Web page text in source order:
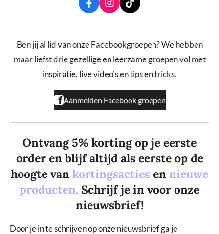
F
a
c
b
o
k
I
n
s
a
r
a
T
i
k
o
Ben jij al lid van onze Facebookgroepen? We hebben
maar liefst drie gezellige en leerzame groepen vol met
inspiratie, live video's en tips en tricks.
Aanmelden Facebook groepen
Ontvang 5% korting op je eerste
order en blijf altijd als eerste op de
hoogte van kortingsacties en nieuwe
producten. Schrijf je in voor onze
nieuwsbrief!
Door je in te schrijven op onze nieuwsbrief ga je